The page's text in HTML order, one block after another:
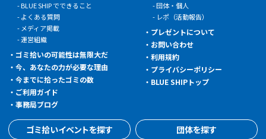
BLUE SHIP でできること
よくある質問
メディア掲載
運営組織
ゴミ拾いの可能性は無限大だ
今、あなたの力が必要な理由
今までに拾ったゴミの数
ご利用ガイド
事務局ブログ
団体・個人
レポ（活動報告）
プレゼントについて
お問い合わせ
利用規約
プライバシーポリシー
BLUE SHIPトップ
ゴミ拾いイベントを探す 団体を探す